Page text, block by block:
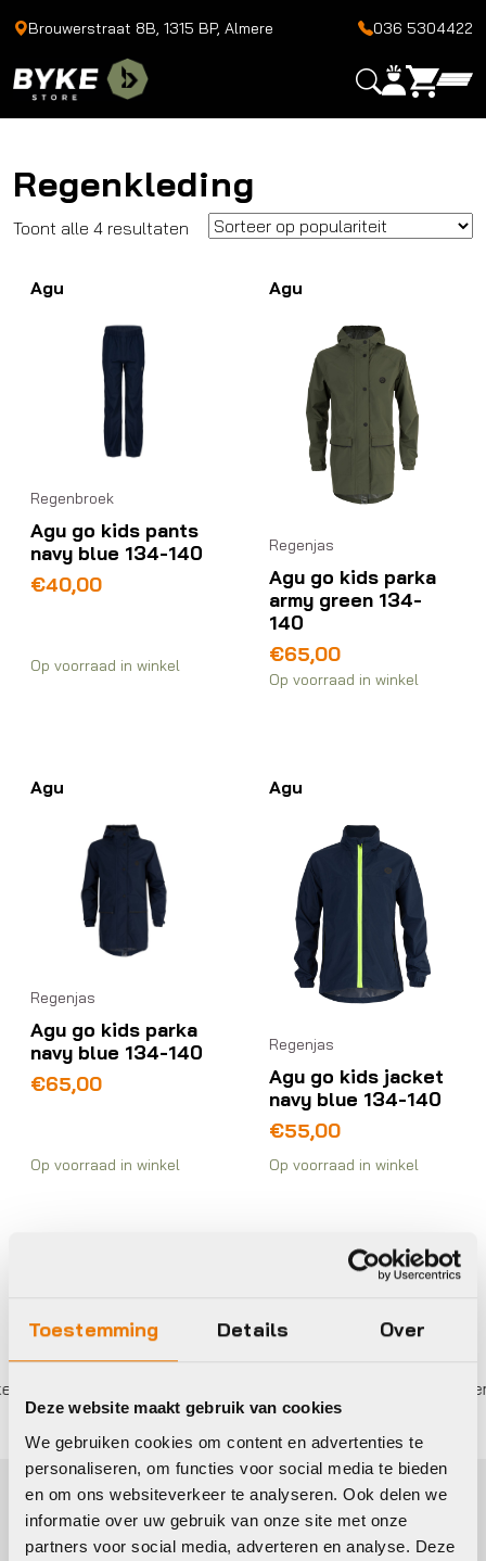
Toestemming Details Over
Deze website maakt gebruik van cookies
We gebruiken cookies om content en advertenties te
personaliseren, om functies voor social media te bieden
en om ons websiteverkeer te analyseren. Ook delen we
informatie over uw gebruik van onze site met onze
partners voor social media, adverteren en analyse. Deze
Brouwerstraat 8B, 1315 BP, Almere 036 5304422
Regenkleding
Toont alle 4 resultaten Gesorteerd
populariteit
Agu
Regenbroek
Agu go kids pants
navy blue 134-140
€40,00
Op voorraad in winkel
Agu
Regenjas
Agu go kids parka
army green 134-
140
€65,00
Op voorraad in winkel
Agu
Regenjas
Agu go kids parka
navy blue 134-140
€65,00
Op voorraad in winkel
Agu
Regenjas
Agu go kids jacket
navy blue 134-140
€55,00
Op voorraad in winkel
Eigen werkplaats met
Regenkleding kopen